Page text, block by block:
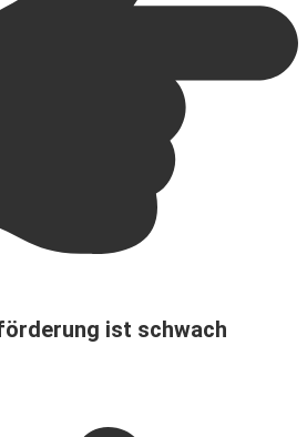
ist schwach